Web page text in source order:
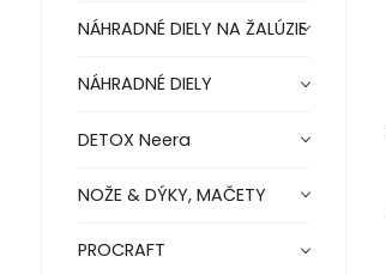
NÁHRADNÉ DIELY NA ŽALÚZIE
NÁHRADNÉ DIELY
DETOX Neera
NOŽE & DÝKY, MAČETY
PROCRAFT